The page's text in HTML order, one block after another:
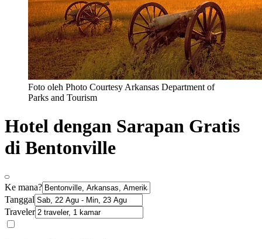
Foto oleh Photo Courtesy Arkansas Department of
Parks and Tourism
Hotel dengan Sarapan Gratis
di Bentonville
Ke mana?
Tanggal
Traveler